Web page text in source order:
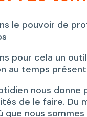
le pouvoir de
pour cela un
au temps présent
nous donne
de le faire. Du
que nous